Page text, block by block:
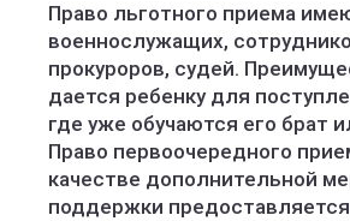
Право льготного приема
военнослужащих,
прокуроров, судей.
дается ребенку для
где уже обучаются его брат
Право первоочередного
качестве дополнительной
поддержки